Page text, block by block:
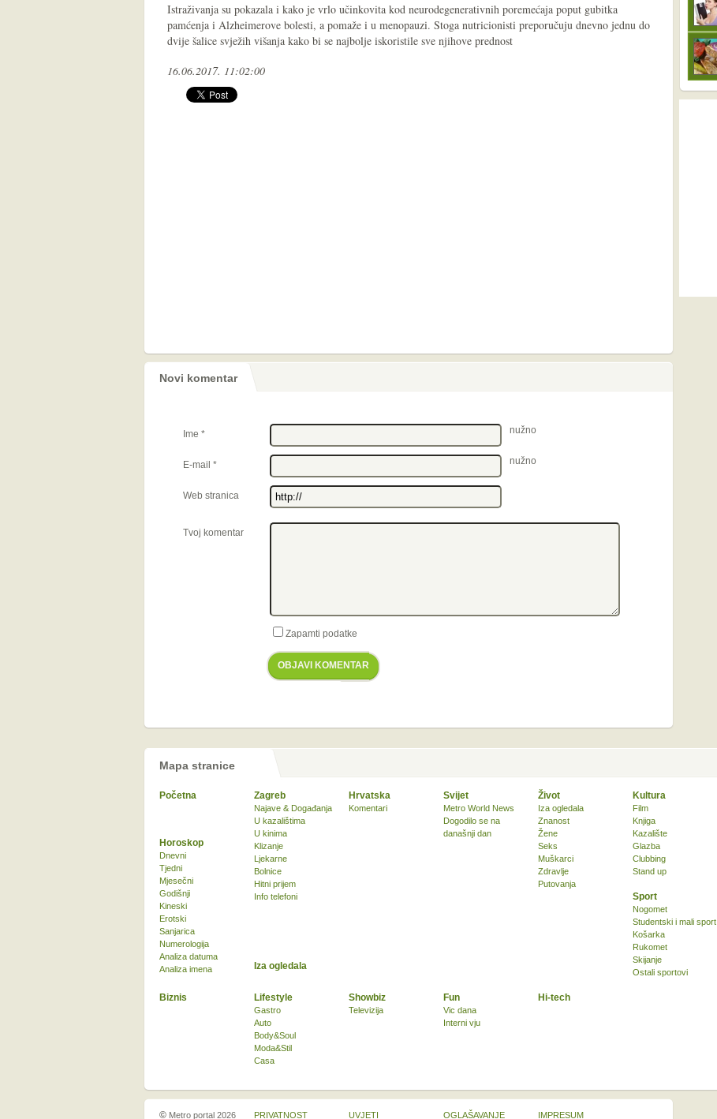
Istraživanja su pokazala i kako je vrlo učinkovita kod neurodegenerativnih poremećaja poput gubitka
pamćenja i Alzheimerove bolesti, a pomaže i u menopauzi. Stoga nutricionisti preporučuju dnevno jednu do
dvije šalice svježih višanja kako bi se najbolje iskoristile sve njihove prednost
16.06.2017. 11:02:00
Novi komentar
Ime * nužno
E-mail * nužno
Web stranica
Tvoj komentar
Zapamti podatke
OBJAVI KOMENTAR
Mapa stranice
Početna Zagreb
Najave & Događanja
U kazalištima
U kinima
Klizanje
Ljekarne
Bolnice
Hitni prijem
Info telefoni
Hrvatska
Komentari
Svijet
Metro World News
Dogodilo se na
današnji dan
Život
Iza ogledala
Znanost
Žene
Seks
Muškarci
Zdravlje
Putovanja
Kultura
Film
Knjiga
Kazalište
Glazba
Clubbing
Stand up
Sport
Nogomet
Studentski i mali sport
Košarka
Rukomet
Skijanje
Ostali sportovi
Biznis Lifestyle
Gastro
Auto
Body&Soul
Moda&Stil
Casa
Showbiz
Televizija
Fun
Vic dana
Interni vju
Horoskop
Dnevni
Tjedni
Mjesečni
Godišnji
Kineski
Erotski
Sanjarica
Numerologija
Analiza datuma
Analiza imena
Iza ogledala
Hi-tech
© Metro portal 2026 PRIVATNOST UVJETI OGLAŠAVANJE IMPRESUM